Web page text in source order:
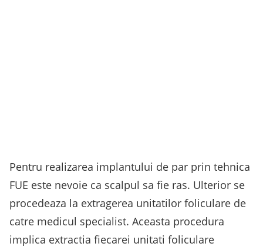
Pentru realizarea implantului de par prin tehnica
FUE este nevoie ca scalpul sa fie ras. Ulterior se
procedeaza la extragerea unitatilor foliculare de
catre medicul specialist. Aceasta procedura
implica extractia fiecarei unitati foliculare